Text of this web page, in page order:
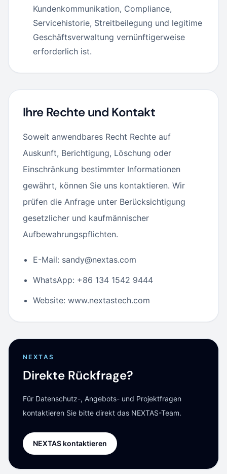
Kundenkommunikation, Compliance,
Servicehistorie, Streitbeilegung und legitime
Geschäftsverwaltung vernünftigerweise
erforderlich ist.
Ihre Rechte und Kontakt
Soweit anwendbares Recht Rechte auf
Auskunft, Berichtigung, Löschung oder
Einschränkung bestimmter Informationen
gewährt, können Sie uns kontaktieren. Wir
prüfen die Anfrage unter Berücksichtigung
gesetzlicher und kaufmännischer
Aufbewahrungspflichten.
E-Mail: sandy@nextas.com
WhatsApp: +86 134 1542 9444
Website: www.nextastech.com
NEXTAS
Direkte Rückfrage?
Für Datenschutz-, Angebots- und Projektfragen
kontaktieren Sie bitte direkt das NEXTAS-Team.
NEXTAS kontaktieren